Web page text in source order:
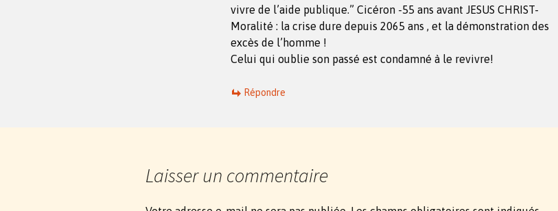
vivre de l’aide publique.” Cicéron -55 ans avant JESUS CHRIST-
Moralité : la crise dure depuis 2065 ans , et la démonstration des
excès de l’homme !
Celui qui oublie son passé est condamné à le revivre!
Répondre
Laisser un commentaire